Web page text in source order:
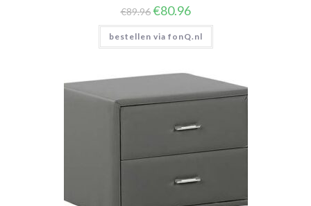
€89.96 Oorspronkelijke
prijs
was:
€89.96.
€80.96Huidige
prijs
is:
€80.96.
bestellen via fonQ.nl